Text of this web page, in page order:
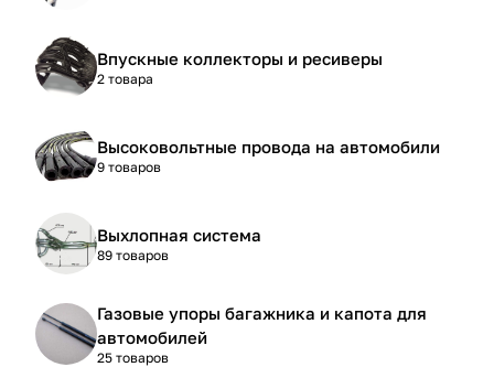
Впускные коллекторы и ресиверы
2 товара
Высоковольтные провода на автомобили
9 товаров
Выхлопная система
89 товаров
Газовые упоры багажника и капота для
автомобилей
25 товаров